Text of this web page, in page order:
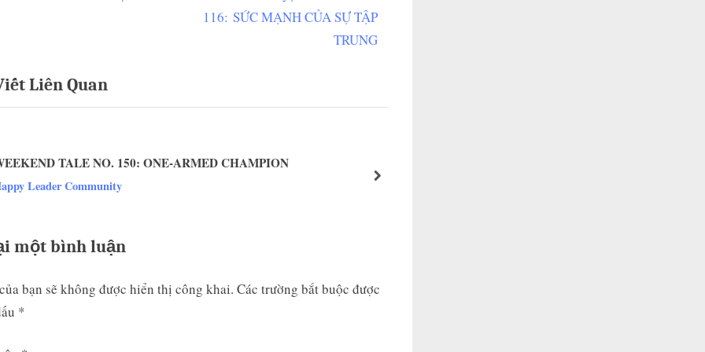
e
o
116: SỨC MẠNH CỦA SỰ TẬP
TRUNG
Liên Quan
TALE NO. 150: ONE-ARMED CHAMPION
Leader Community next
một bình luận
bạn sẽ không được hiển thị công khai. Các trường bắt buộc được
*